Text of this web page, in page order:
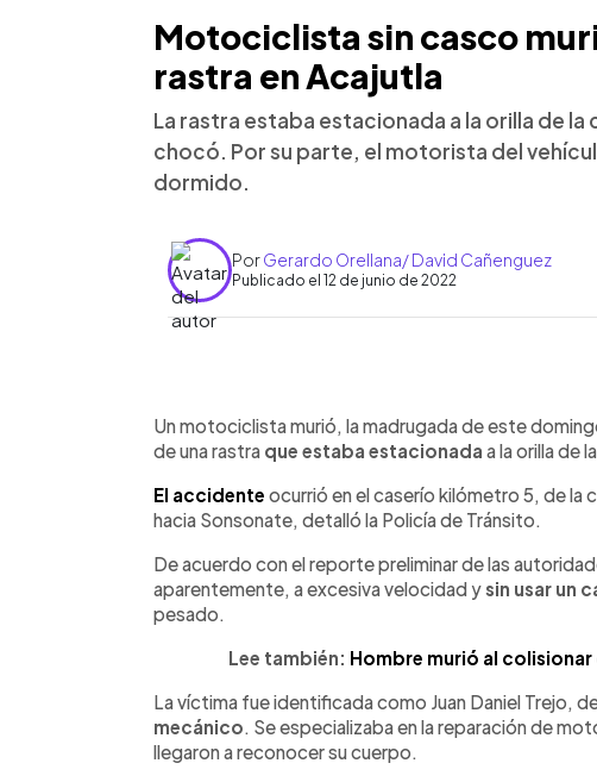
Motociclista sin casco
rastra en Acajutla
La rastra estaba estacionada a la orilla de
chocó. Por su parte, el motorista del
dormido.
PorGerardo Orellana/ David Cañenguez
Publicado el 12 de junio de 2022
► Escuchar artículo
Un motociclista murió, la madrugada de este
de una rastra que estaba estacionada a la orilla de
El accidente ocurrió en el caserío kilómetro 5, de la
hacia Sonsonate, detalló la Policía de Tránsito.
De acuerdo con el reporte preliminar de las
aparentemente, a excesiva velocidad ysin usar un
pesado.
Lee también: Hombre murió al
La víctima fue identificada como Juan Daniel Trejo,
mecánico . Se especializaba en la reparación de
llegaron a reconocer su cuerpo.